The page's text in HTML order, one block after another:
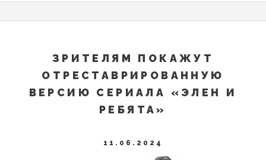
ЗРИТЕЛЯМ ПОКАЖУТ
ОТРЕСТАВРИРОВАННУЮ
ВЕРСИЮ СЕРИАЛА «ЭЛЕН И
РЕБЯТА»
11.06.2024